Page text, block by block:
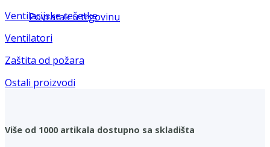
Povratak u trgovinu
Ventilacijske rešetke
Ventilatori
Zaštita od požara
Ostali proizvodi
Više od 1000 artikala dostupno sa skladišta